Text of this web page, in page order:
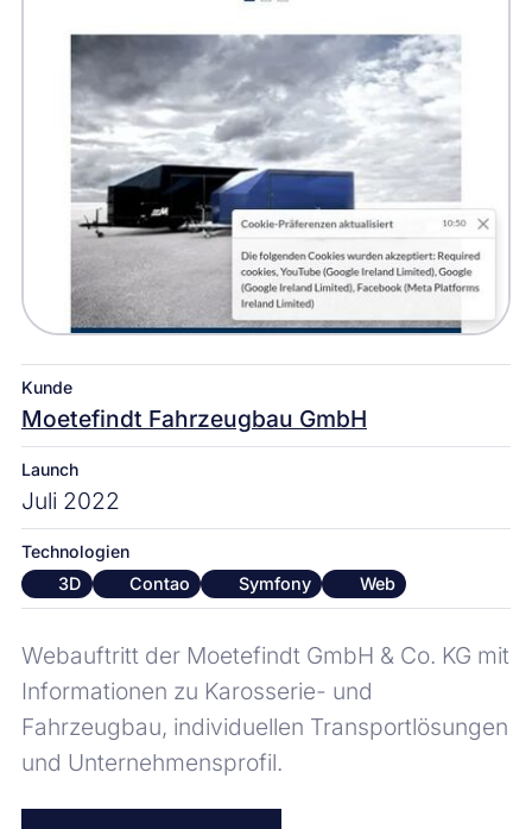
Kunde
Moetefindt Fahrzeugbau GmbH
Launch
Juli 2022
Technologien
3D
Contao Symfony Web
Webauftritt der Moetefindt GmbH & Co. KG mit
Informationen zu Karosserie- und
Fahrzeugbau, individuellen Transportlösungen
und Unternehmensprofil.